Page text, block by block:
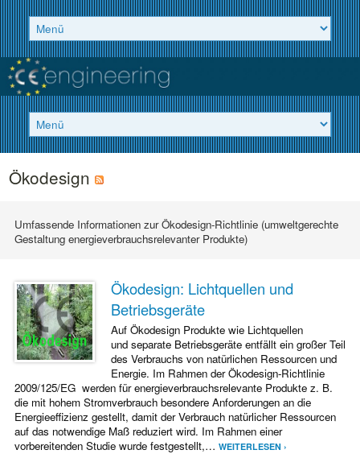
Ökodesign
Umfassende Informationen zur Ökodesign-Richtlinie (umweltgerechte
Gestaltung energieverbrauchsrelevanter Produkte)
Ökodesign: Lichtquellen und
Betriebsgeräte
Auf Ökodesign Produkte wie Lichtquellen
und separate Betriebsgeräte entfällt ein großer Teil
des Verbrauchs von natürlichen Ressourcen und
Energie. Im Rahmen der Ökodesign-Richtlinie
2009/125/EG werden für energieverbrauchsrelevante Produkte z. B.
die mit hohem Stromverbrauch besondere Anforderungen an die
Energieeffizienz gestellt, damit der Verbrauch natürlicher Ressourcen
auf das notwendige Maß reduziert wird. Im Rahmen einer
vorbereitenden Studie wurde festgestellt,… WEITERLESEN ›